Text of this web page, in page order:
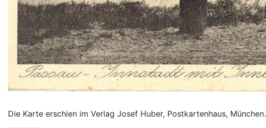
Die Karte erschien im Verlag Josef Huber, Postkartenhaus, München.